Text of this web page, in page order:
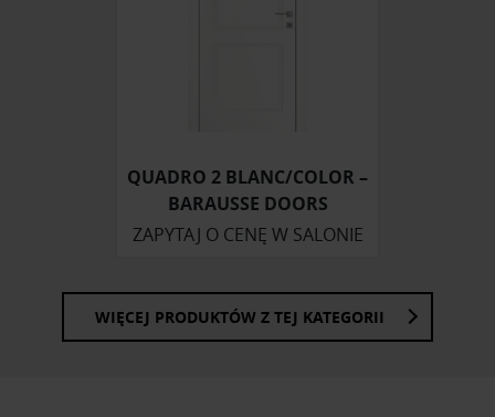
QUADRO 2 BLANC/COLOR –
BARAUSSE DOORS
ZAPYTAJ O CENĘ W SALONIE
WIĘCEJ PRODUKTÓW Z TEJ KATEGORII